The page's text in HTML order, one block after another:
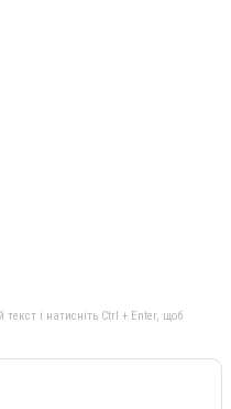
і натисніть Ctrl + Enter, щоб